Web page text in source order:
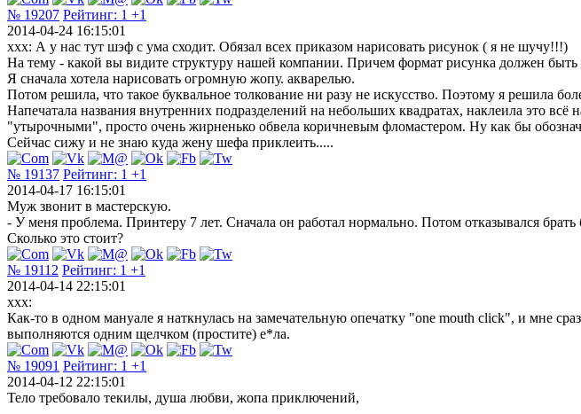
№ 19207 Рейтинг: 1 +1
2014-04-24 16:15:01
ххх: А у нас тут шэф с ума сходит. Обязал всех приказом нарисовать рисунок ( я не шучу!!!)
На тему - какой вы видите структуру нашей компании. Причем формат рисунка должен
Я сначала хотела нарисовать огромную жопу. акварелью.
Потом решила, что такое буквальное толкование ни разу не искусство. Поэтому я решила
Напечатала названия внутренних подразделений на небольших квадратах, наклеила это
"утырочными", просто очень жирненько обвела коричневым фломастером. Ну как бы
Сейчас сижу и не знаю куда жену шефа приклеить.....
№ 19137 Рейтинг: 1 +1
2014-04-17 16:15:01
Муж звонит в мастерскую.
- У меня проблема. Принтеру 7 лет. Сначала он работал нормально. Потом отказывался
Сколько это стоит?
№ 19112 Рейтинг: 1 +1
2014-04-14 22:15:01
xxx:
Как-то в одном мануале я наткнулась на замечательную опечатку "one mouth click", и мне
выполняются одним щелчком (простите) е*ла.
№ 19091 Рейтинг: 1 +1
2014-04-12 22:15:01
Тело требовало текилы, душа любви, жопа приключений,